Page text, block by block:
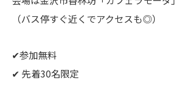
（バス停すぐ近くでアクセスも◎）
✔参加無料
✔ 先着30名限定